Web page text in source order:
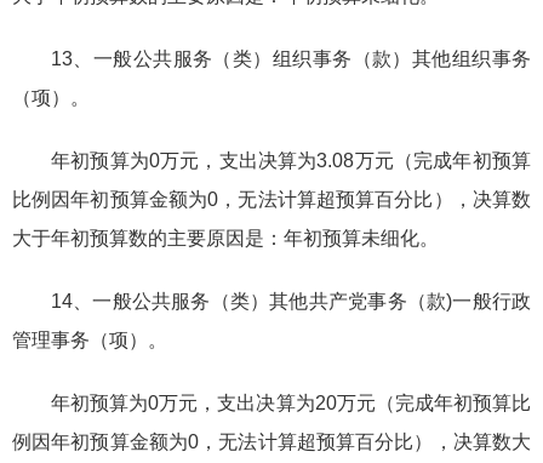
13、一般公共服务（类）组织事务（款）其他组织事务
（项）。
年初预算为0万元，支出决算为3.08万元（完成年初预算
比例因年初预算金额为0，无法计算超预算百分比），决算数
大于年初预算数的主要原因是：年初预算未细化。
14、一般公共服务（类）其他共产党事务（款)一般行政
管理事务（项）。
年初预算为0万元，支出决算为20万元（完成年初预算比
例因年初预算金额为0，无法计算超预算百分比），决算数大